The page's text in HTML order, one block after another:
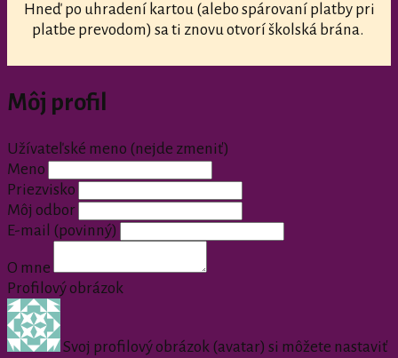
Hneď po uhradení kartou (alebo spárovaní platby pri
platbe prevodom) sa ti znovu otvorí školská brána.
Môj profil
Užívateľské meno (nejde zmeniť)
Meno
Priezvisko
Môj odbor
E-mail
(povinný)
O mne
Profilový obrázok
Svoj profilový obrázok (avatar) si môžete nastaviť